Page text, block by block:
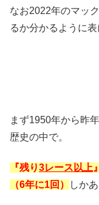
なお2022年のマッ
るか分かるように表
まず1950年から昨
歴史の中で。
『残り3レース以上
（6年に1回）
しか